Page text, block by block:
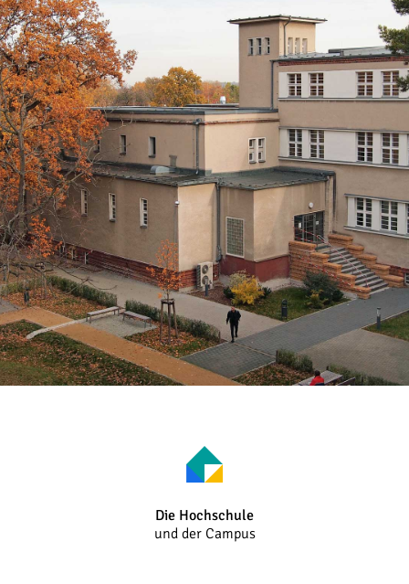
Die Hochschule
und der Campus